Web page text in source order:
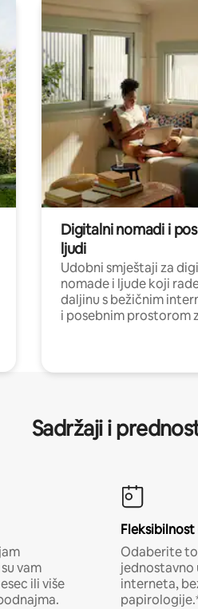
Digitalni nomadi i
ljudi
Udobni smještaji za
nomade i ljude koji
daljinu s bežičnim
i posebnim prostorom
Sadržaji i
vam
ili više
Odaberite
interneta,